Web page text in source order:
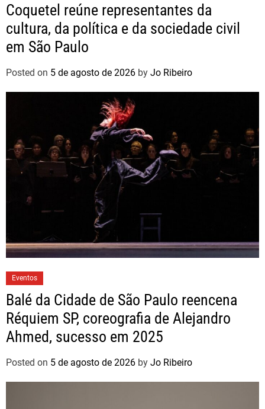
Coquetel reúne representantes da
cultura, da política e da sociedade civil
em São Paulo
Posted on 5 de agosto de 2026 by Jo Ribeiro
Eventos
Balé da Cidade de São Paulo reencena
Réquiem SP, coreografia de Alejandro
Ahmed, sucesso em 2025
Posted on 5 de agosto de 2026 by Jo Ribeiro